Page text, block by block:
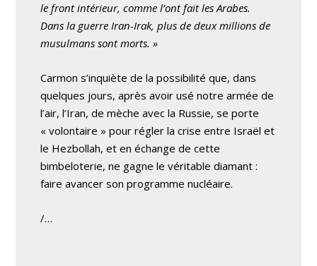
le front intérieur, comme l’ont fait les Arabes.
Dans la guerre Iran-Irak, plus de deux millions de
musulmans sont morts. »
Carmon s’inquiète de la possibilité que, dans
quelques jours, après avoir usé notre armée de
l’air, l’Iran, de mèche avec la Russie, se porte
« volontaire » pour régler la crise entre Israël et
le Hezbollah, et en échange de cette
bimbeloterie, ne gagne le véritable diamant :
faire avancer son programme nucléaire.
/…